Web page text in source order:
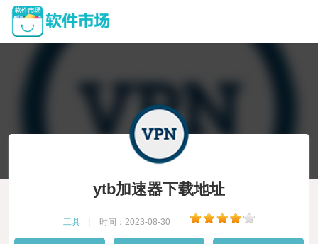
ytb加速器下载地址
工具 时间：2023-08-30